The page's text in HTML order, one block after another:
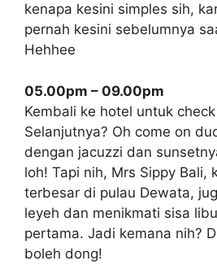
kenapa kesini simples sih,
pernah kesini sebelumnya
Hehhee
05.00pm – 09.00pm
Kembali ke hotel untuk
Selanjutnya? Oh come on
dengan jacuzzi dan
loh! Tapi nih, Mrs Sippy Bali,
terbesar di pulau Dewata,
leyeh dan menikmati sisa
pertama. Jadi kemana nih?
boleh dong!